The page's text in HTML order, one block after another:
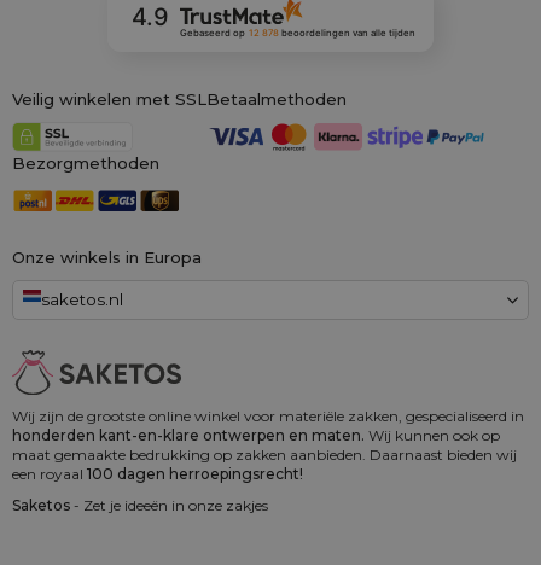
Wij zijn de grootste online winkel voor materiële zakken, gespecialiseerd in
honderden kant-en-klare ontwerpen en maten. Wij kunnen ook op
maat gemaakte bedrukking op zakken aanbieden. Daarnaast bieden wij
een royaal 100 dagen herroepingsrecht!
Saketos - Zet je ideeën in onze zakjes
Onze winkels in Europa
saketos.nl
4.9
Gebaseerd op 12 878beoordelingen van alle tijden
Veilig winkelen met SSL Betaalmethoden
Bezorgmethoden